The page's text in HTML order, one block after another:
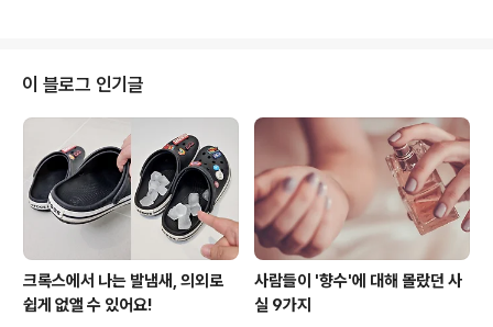
신가요?영국 일간지 텔레그래프가 소개한 샴페인의 놀라
운 건강 혜택 5가지를 소개합니다. 1. 기억력을 향상할 수
있다 2년 전, 영국 레딩대 연구진이 샴페인이 기억력에 미
치는 영향을 확인하기 위한 연구의 하나로, 6주간 매일 샴
페인을 마신 쥐와 그렇지 않은 쥐 그룹이 복잡한 미로를 통
과할 때 어떤 영향을 받는지를 실험했다..
이 블로그 인기글
크록스에서 나는 발냄새, 의외로
쉽게 없앨 수 있어요!
사람들이 '향수'에 대해 몰랐던 사
실 9가지